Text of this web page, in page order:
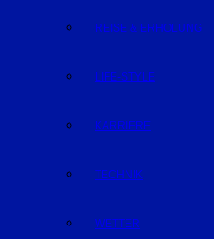
REISE & ERHOLUNG
LIFE-STYLE
KARRIERE
TECHNIK
WETTER